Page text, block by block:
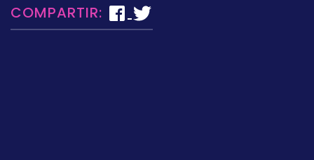
COMPARTIR: